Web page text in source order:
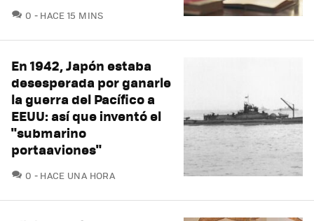
0 COMENTARIOS
HACE 15 MINS
En 1942, Japón estaba
desesperada por ganarle
la guerra del Pacífico a
EEUU: así que inventó el
"submarino
portaaviones"
0 COMENTARIOS
HACE UNA HORA